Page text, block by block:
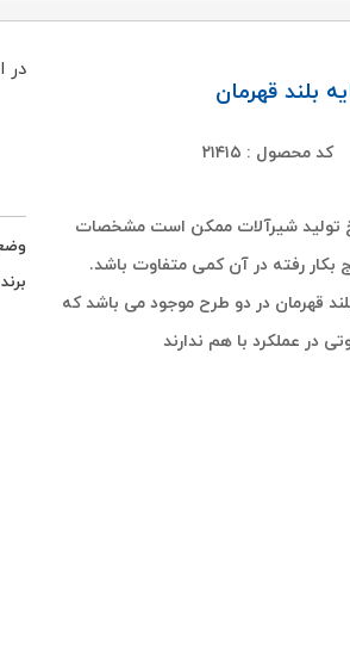
کد محصول : ۲۱۴۱۵
تولید شیرآلات ممکن است مشخصات
بکار رفته در آن کمی متفاوت باشد.
۳۵ پایه بلند قهرمان در دو طرح موجود می باشد که
در عملکرد با هم ندارند
در